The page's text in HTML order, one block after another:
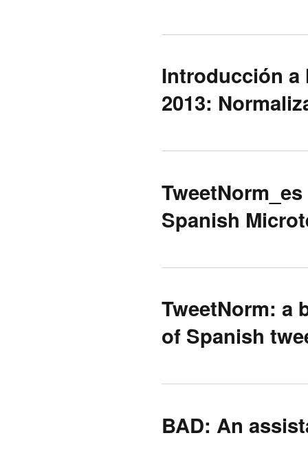
Introducción a
2013:
Spanish
TweetNorm: a
of Spanish
BAD: An